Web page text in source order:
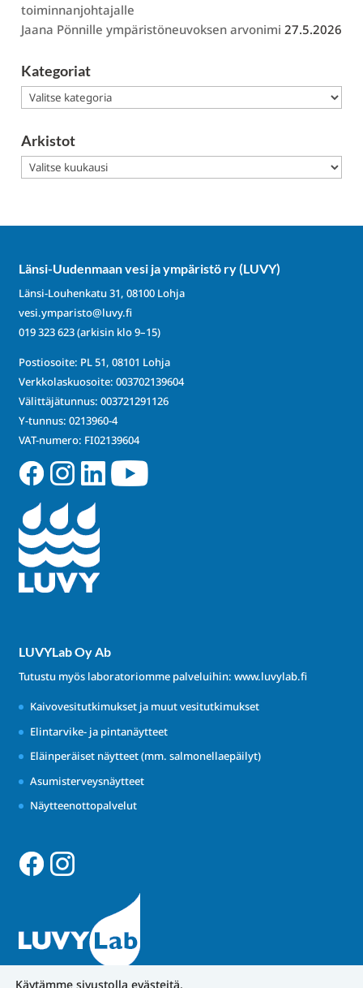
toiminnanjohtajalle
Jaana Pönnille ympäristöneuvoksen arvonimi 27.5.2026
Kategoriat
Kategoriat
Arkistot
Arkistot
Länsi-Uudenmaan vesi ja ympäristö ry (LUVY)
Länsi-Louhenkatu 31, 08100 Lohja
vesi.ymparisto@luvy.fi
019 323 623(arkisin klo 9–15)
Postiosoite: PL 51, 08101 Lohja
Verkkolaskuosoite: 003702139604
Välittäjätunnus: 003721291126
Y-tunnus: 0213960-4
VAT-numero: FI02139604
LUVYLab Oy Ab
Tutustu myös laboratoriomme palveluihin: www.luvylab.fi
Kaivovesitutkimukset ja muut vesitutkimukset
Elintarvike- ja pintanäytteet
Eläinperäiset näytteet (mm. salmonellaepäilyt)
Asumisterveysnäytteet
Näytteenottopalvelut
Käytämme sivustolla evästeitä.